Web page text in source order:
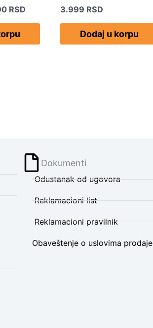
RSD 3.999 RSD
Dodaj u korpu
Dokumenti
Odustanak od ugovora
Reklamacioni list
Reklamacioni pravilnik
Obaveštenje o uslovima prodaje